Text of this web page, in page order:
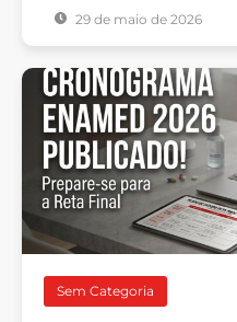
29 de maio de 2026
Sem Categoria